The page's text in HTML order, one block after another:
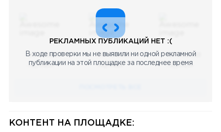
08.05.2023
Научный
08.05.2023
Научный
08.05.2023
Научный
РЕКЛАМНЫХ ПУБЛИКАЦИЙ НЕТ :(
В ходе проверки мы не выявили ни одной рекламной
публикации на этой площадке за последнее время
КОНТЕНТ НА ПЛОЩАДКЕ: